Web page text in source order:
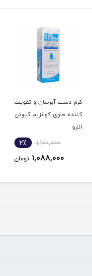
کرم دست آبرسان و تقویت
کننده حاوی کوانزیم کیوتن
الارو
1,100,000 2٪
1,088,000 تومان